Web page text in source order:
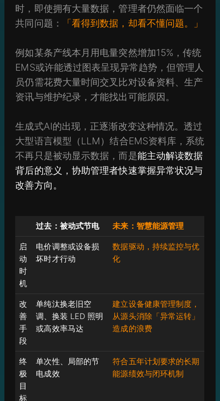
时，即使拥有大量数据，管理者仍然面临一个
共同问题：
「看得到数据，却看不懂问题。」
例如某条产线本月用电量突然增加15%，传统
EMS或许能透过图表呈现异常趋势，但管理人
员仍需花费大量时间交叉比对设备资料、生产
资讯与维护纪录，才能找出可能原因。
生成式AI的出现，正逐渐改变这种情况。透过
大型语言模型（LLM）结合EMS资料库，系统
不再只是被动显示数据，而是能主动解读数据
背后的意义，协助管理者快速掌握异常状况与
改善方向。
过去：被动式节电 未来：智慧能源管理
启
动
时
机
电价调整或设备损
坏时才行动
数据驱动，持续监控与优
化
改
善
手
段
单纯汰换老旧空
调、换装 LED 照明
或高效率马达
建立设备健康管理制度，
从源头消除「异常运转」
造成的浪费
终
极
目
标
单次性、局部的节
电成效
符合五年计划要求的长期
能源绩效与闭环机制